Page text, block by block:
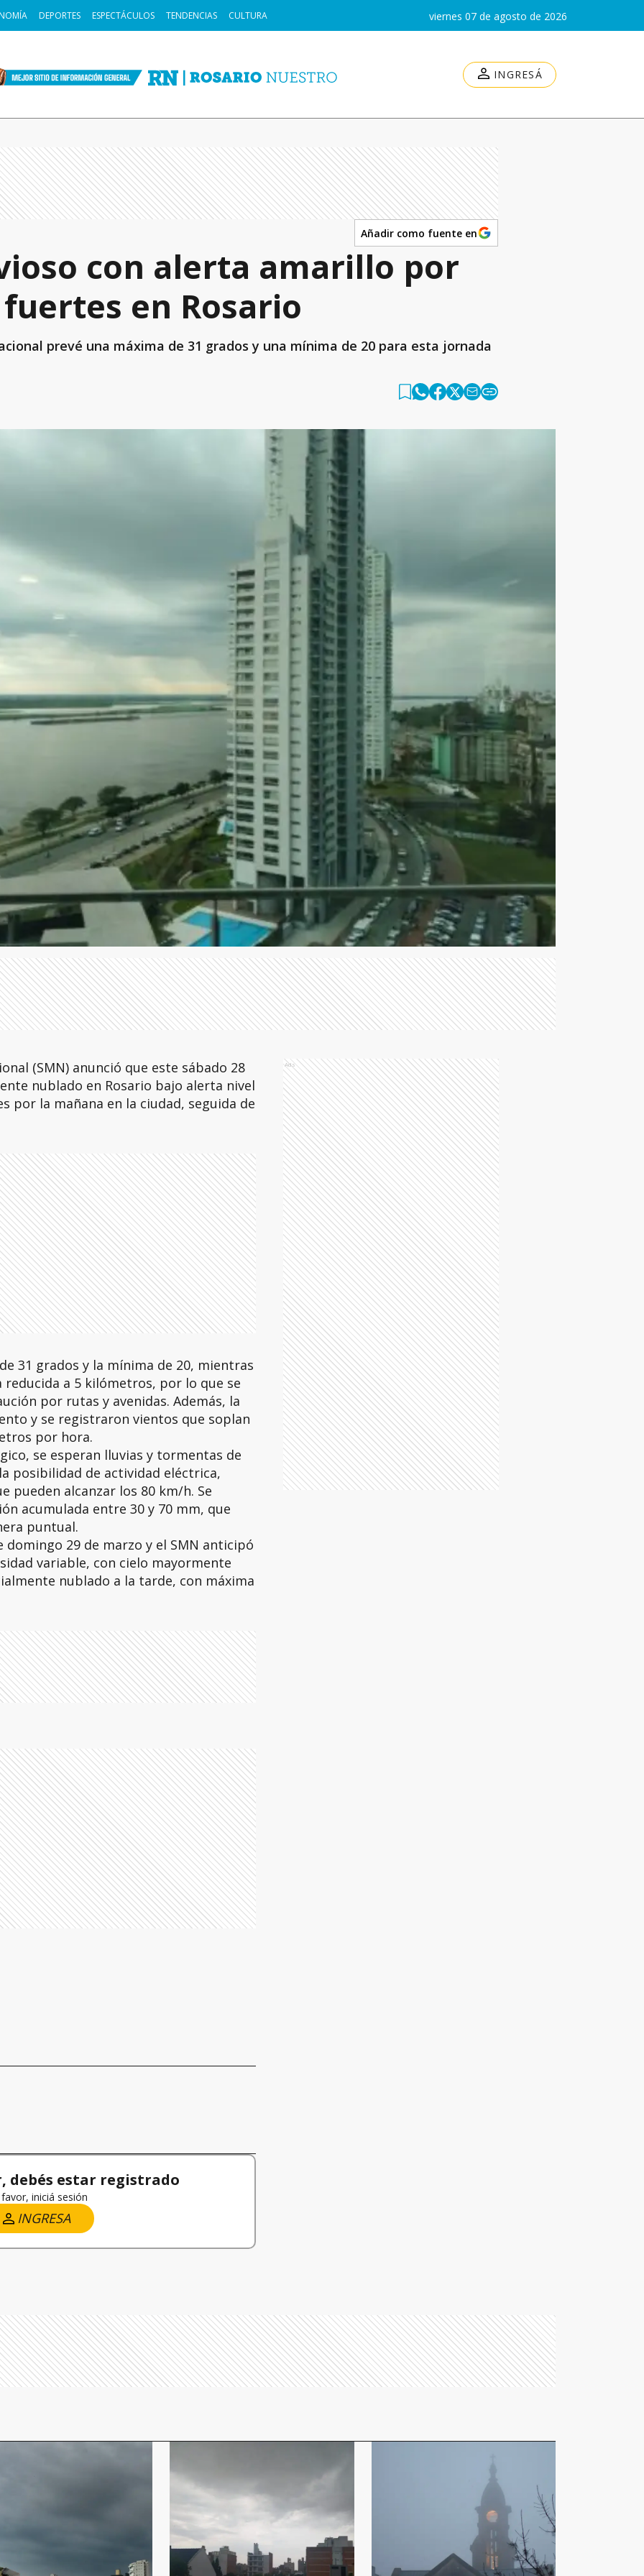
DEPORTES ESPECTÁCULOS TENDENCIAS CULTURA viernes 07 de agosto de 2026
INGRESÁ
Añadir como fuente en
con alerta amarillo por
en Rosario
prevé una máxima de 31 grados y una mínima de 20 para esta jornada
(SMN) anunció que este sábado 28
nublado en Rosario bajo alerta nivel
la mañana en la ciudad, seguida de
31 grados y la mínima de 20, mientras
a 5 kilómetros, por lo que se
por rutas y avenidas. Además, la
y se registraron vientos que soplan
por hora.
se esperan lluvias y tormentas de
posibilidad de actividad eléctrica,
pueden alcanzar los 80 km/h. Se
acumulada entre 30 y 70 mm, que
puntual.
29 de marzo y el SMN anticipó
variable, con cielo mayormente
nublado a la tarde, con máxima
debés estar registrado
iniciá sesión
INGRESA
Ads